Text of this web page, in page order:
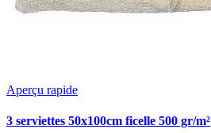
Aperçu rapide
3 serviettes 50x100cm ficelle 500 gr/m²